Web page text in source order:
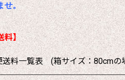
せ。
料】
一覧表 (箱サイズ：80cmの